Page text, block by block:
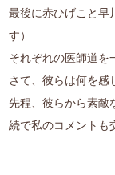
最後に赤ひげこと早
す）
それぞれの医師道を
さて、彼らは何を感
先程、彼らから素敵
続で私のコメントも